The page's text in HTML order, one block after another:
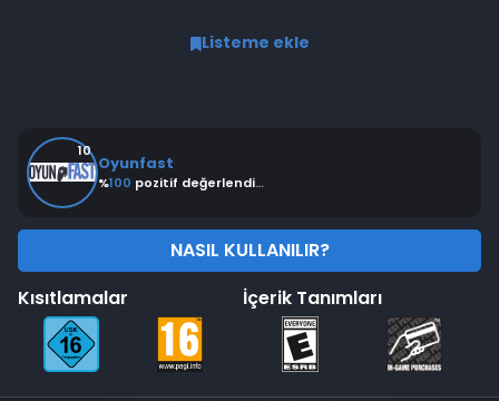
0 değerlendirme
Listeme ekle
10
Oyunfast
%100 pozitif değerlendirme
NASIL KULLANILIR?
Kısıtlamalar
İçerik Tanımları